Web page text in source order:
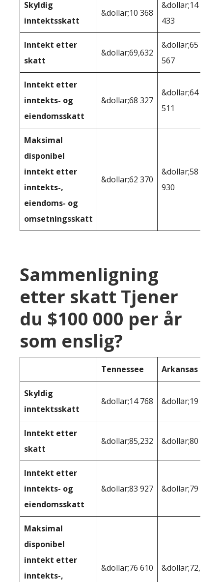
Skyldig
inntektsskatt
&dollar;10 368
&dollar;14
433
Inntekt etter
skatt
&dollar;69,632
&dollar;65
567
Inntekt etter
inntekts- og
eiendomsskatt
&dollar;68 327
&dollar;64
511
Maksimal
disponibel
inntekt etter
inntekts-,
eiendoms- og
omsetningsskatt
&dollar;62 370
&dollar;58
930
Sammenligning
etter skatt Tjener
du $100 000 per år
som enslig?
Tennessee Arkansas
Skyldig
inntektsskatt
&dollar;14 768 &dollar;19 933
Inntekt etter
skatt
&dollar;85,232 &dollar;80 067
Inntekt etter
inntekts- og
eiendomsskatt
&dollar;83 927 &dollar;79 011
Maksimal
disponibel
inntekt etter
inntekts-,
&dollar;76 610 &dollar;72,176